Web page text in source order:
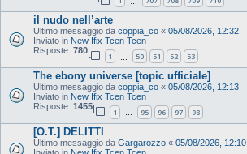
il nudo nell’arte
Ultimo messaggio da coppia_co « 05/08/2026, 12:32
Inviato in New Ifix Tcen Tcen
Risposte: 780
1 50 51 52 53
The ebony universe [topic ufficiale]
Ultimo messaggio da coppia_co « 05/08/2026, 12:13
Inviato in New Ifix Tcen Tcen
Risposte: 1455
1 … 95 96 97 98
[O.T.] DELITTI
Ultimo messaggio da Gargarozzo « 05/08/2026, 12:10